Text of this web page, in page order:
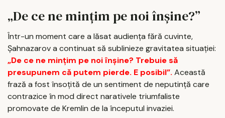
„De ce ne mințim pe noi înșine?”
Într-un moment care a lăsat audiența fără cuvinte,
Șahnazarov a continuat să sublinieze gravitatea situației:
„De ce ne mințim pe noi înșine? Trebuie să
presupunem că putem pierde. E posibil”. Această
frază a fost însoțită de un sentiment de neputință care
contrazice în mod direct narativele triumfaliste
promovate de Kremlin de la începutul invaziei.